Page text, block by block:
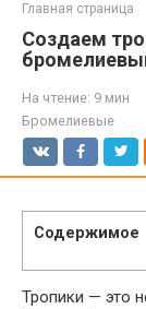
Главная страница
Создаем
На чтение: 9 мин
Бромелиевые
Содержимое
Тропики — это